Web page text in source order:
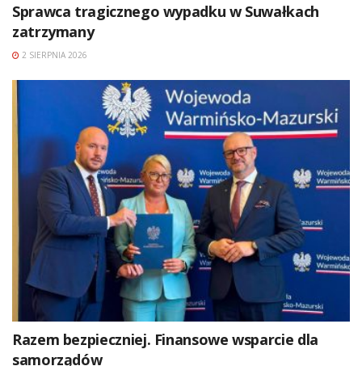
Sprawca tragicznego wypadku w Suwałkach
zatrzymany
2 SIERPNIA 2026
Razem bezpieczniej. Finansowe wsparcie dla
samorządów